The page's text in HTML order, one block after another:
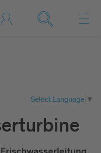
Select Language ▼